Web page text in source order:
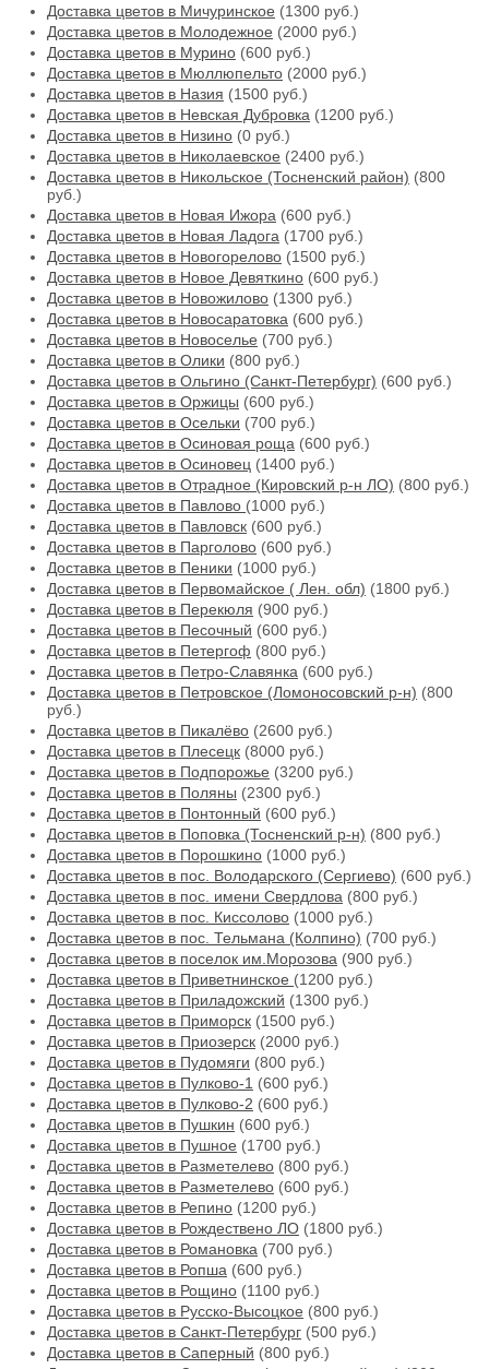
Доставка цветов в Мичуринское (1300 руб.)
Доставка цветов в Молодежное (2000 руб.)
Доставка цветов в Мурино (600 руб.)
Доставка цветов в Мюллюпельто (2000 руб.)
Доставка цветов в Назия (1500 руб.)
Доставка цветов в Невская Дубровка (1200 руб.)
Доставка цветов в Низино (0 руб.)
Доставка цветов в Николаевское (2400 руб.)
Доставка цветов в Никольское (Тосненский район) (800
руб.)
Доставка цветов в Новая Ижора (600 руб.)
Доставка цветов в Новая Ладога (1700 руб.)
Доставка цветов в Новогорелово (1500 руб.)
Доставка цветов в Новое Девяткино (600 руб.)
Доставка цветов в Новожилово (1300 руб.)
Доставка цветов в Новосаратовка (600 руб.)
Доставка цветов в Новоселье (700 руб.)
Доставка цветов в Олики (800 руб.)
Доставка цветов в Ольгино (Санкт-Петербург) (600 руб.)
Доставка цветов в Оржицы (600 руб.)
Доставка цветов в Осельки (700 руб.)
Доставка цветов в Осиновая роща (600 руб.)
Доставка цветов в Осиновец (1400 руб.)
Доставка цветов в Отрадное (Кировский р-н ЛО) (800 руб.)
Доставка цветов в Павлово (1000 руб.)
Доставка цветов в Павловск (600 руб.)
Доставка цветов в Парголово (600 руб.)
Доставка цветов в Пеники (1000 руб.)
Доставка цветов в Первомайское ( Лен. обл) (1800 руб.)
Доставка цветов в Перекюля (900 руб.)
Доставка цветов в Песочный (600 руб.)
Доставка цветов в Петергоф (800 руб.)
Доставка цветов в Петро-Славянка (600 руб.)
Доставка цветов в Петровское (Ломоносовский р-н) (800
руб.)
Доставка цветов в Пикалёво (2600 руб.)
Доставка цветов в Плесецк (8000 руб.)
Доставка цветов в Подпорожье (3200 руб.)
Доставка цветов в Поляны (2300 руб.)
Доставка цветов в Понтонный (600 руб.)
Доставка цветов в Поповка (Тосненский р-н) (800 руб.)
Доставка цветов в Порошкино (1000 руб.)
Доставка цветов в пос. Володарского (Сергиево) (600 руб.)
Доставка цветов в пос. имени Свердлова (800 руб.)
Доставка цветов в пос. Киссолово (1000 руб.)
Доставка цветов в пос. Тельмана (Колпино) (700 руб.)
Доставка цветов в поселок им.Морозова (900 руб.)
Доставка цветов в Приветнинское (1200 руб.)
Доставка цветов в Приладожский (1300 руб.)
Доставка цветов в Приморск (1500 руб.)
Доставка цветов в Приозерск (2000 руб.)
Доставка цветов в Пудомяги (800 руб.)
Доставка цветов в Пулково-1 (600 руб.)
Доставка цветов в Пулково-2 (600 руб.)
Доставка цветов в Пушкин (600 руб.)
Доставка цветов в Пушное (1700 руб.)
Доставка цветов в Разметелево (800 руб.)
Доставка цветов в Разметелево (600 руб.)
Доставка цветов в Репино (1200 руб.)
Доставка цветов в Рождествено ЛО (1800 руб.)
Доставка цветов в Романовка (700 руб.)
Доставка цветов в Ропша (600 руб.)
Доставка цветов в Рощино (1100 руб.)
Доставка цветов в Русско-Высоцкое (800 руб.)
Доставка цветов в Санкт-Петербург (500 руб.)
Доставка цветов в Саперный (800 руб.)